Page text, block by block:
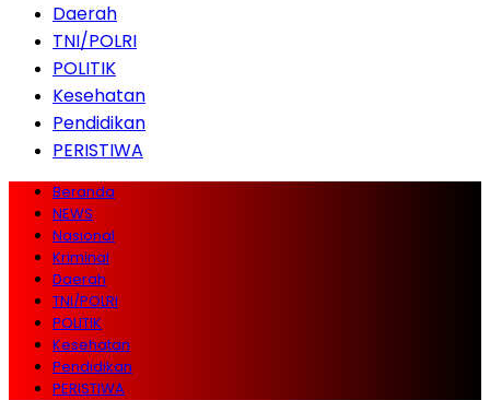
Daerah
TNI/POLRI
POLITIK
Kesehatan
Pendidikan
PERISTIWA
Beranda
NEWS
Nasional
Kriminal
Daerah
TNI/POLRI
POLITIK
Kesehatan
Pendidikan
PERISTIWA